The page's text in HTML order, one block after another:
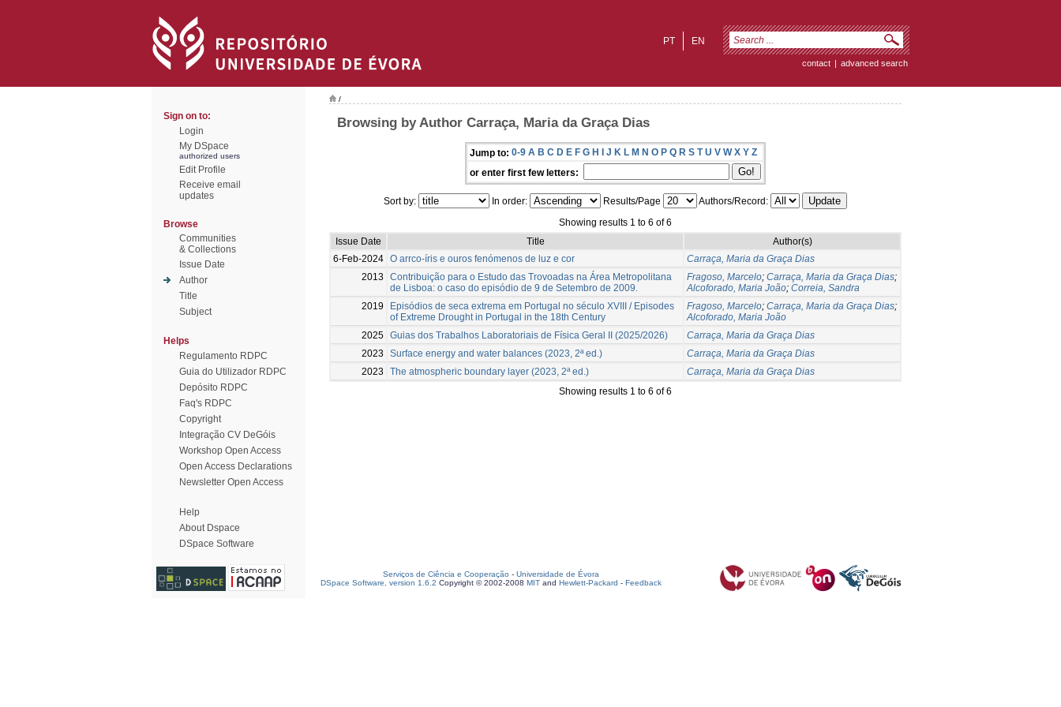
EN
PT
contact | advanced search
Sign on to:
Login
My DSpace
authorized users
Edit Profile
Receive email
updates
Browse
Communities
& Collections
Issue Date
Author
Title
Subject
Helps
Regulamento RDPC
Guia do Utilizador RDPC
Depósito RDPC
Faq's RDPC
Copyright
Integração CV DeGóis
Workshop Open Access
Open Access Declarations
Newsletter Open Access
Help
About Dspace
DSpace Software
/
Browsing by Author Carraça, Maria da Graça Dias
Jump to: 0-9 A B C D E F G H I J K L M N O P Q R S T U V W X Y Z
or enter first few letters:
Sort by: In order: Results/Page
Authors/Record:
Showing results 1 to 6 of 6
Issue Date
Title
Author(s)
6-Feb-2024 O arrco-íris e ouros fenómenos de luz e cor
Carraça, Maria da Graça Dias
2013
Contribuição para o Estudo das Trovoadas na Área Metropolitana
de Lisboa: o caso do episódio de 9 de Setembro de 2009.
Fragoso, Marcelo; Carraça, Maria da Graça Dias;
Alcoforado, Maria João; Correia, Sandra
2019
Episódios de seca extrema em Portugal no século XVIII / Episodes
of Extreme Drought in Portugal in the 18th Century
Fragoso, Marcelo; Carraça, Maria da Graça Dias;
Alcoforado, Maria João
2025 Guias dos Trabalhos Laboratoriais de Física Geral II (2025/2026)
Carraça, Maria da Graça Dias
2023
Surface energy and water balances (2023, 2ª ed.)
Carraça, Maria da Graça Dias
2023
The atmospheric boundary layer (2023, 2ª ed.)
Carraça, Maria da Graça Dias
Showing results 1 to 6 of 6
Serviços de Ciência e Cooperação - Universidade de Évora
DSpace Software, version 1.6.2 Copyright © 2002-2008 MIT and Hewlett-Packard - Feedback